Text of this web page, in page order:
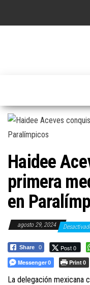
Haidee
primera
en
agosto 29, 2024
Share 0 Post 0
Messenger0 Print0
La delegación mexicana